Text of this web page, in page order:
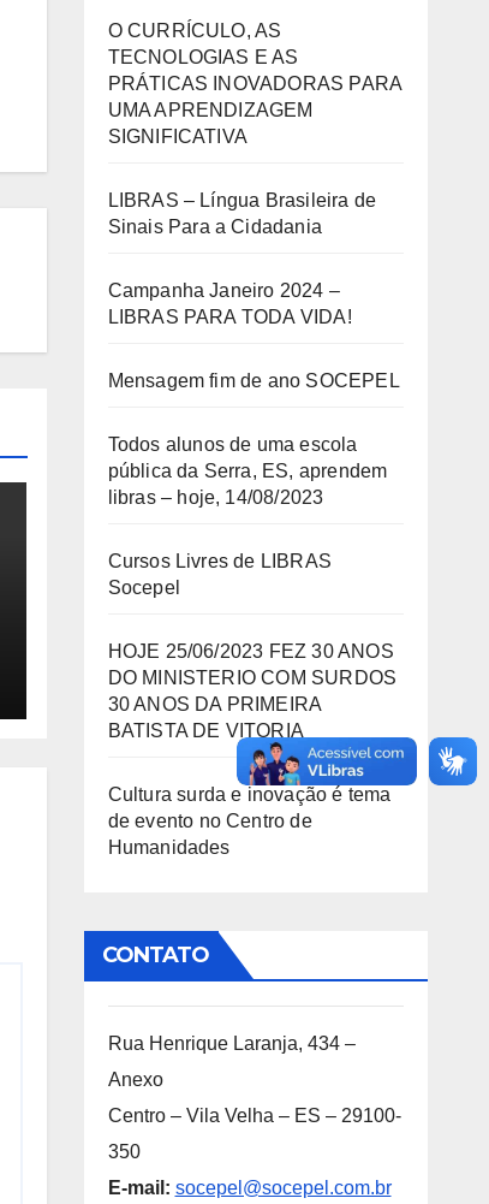
O CURRÍCULO, AS
TECNOLOGIAS E AS
PRÁTICAS INOVADORAS PARA
UMA APRENDIZAGEM
SIGNIFICATIVA
LIBRAS – Língua Brasileira de
Sinais Para a Cidadania
Campanha Janeiro 2024 –
LIBRAS PARA TODA VIDA!
Mensagem fim de ano SOCEPEL
Todos alunos de uma escola
pública da Serra, ES, aprendem
libras – hoje, 14/08/2023
Cursos Livres de LIBRAS
Socepel
HOJE 25/06/2023 FEZ 30 ANOS
DO MINISTERIO COM SURDOS
30 ANOS DA PRIMEIRA
BATISTA DE VITORIA
Cultura surda e inovação é tema
de evento no Centro de
Humanidades
CONTATO
Rua Henrique Laranja, 434 –
Anexo
Centro – Vila Velha – ES – 29100-
350
E-mail: socepel@socepel.com.br